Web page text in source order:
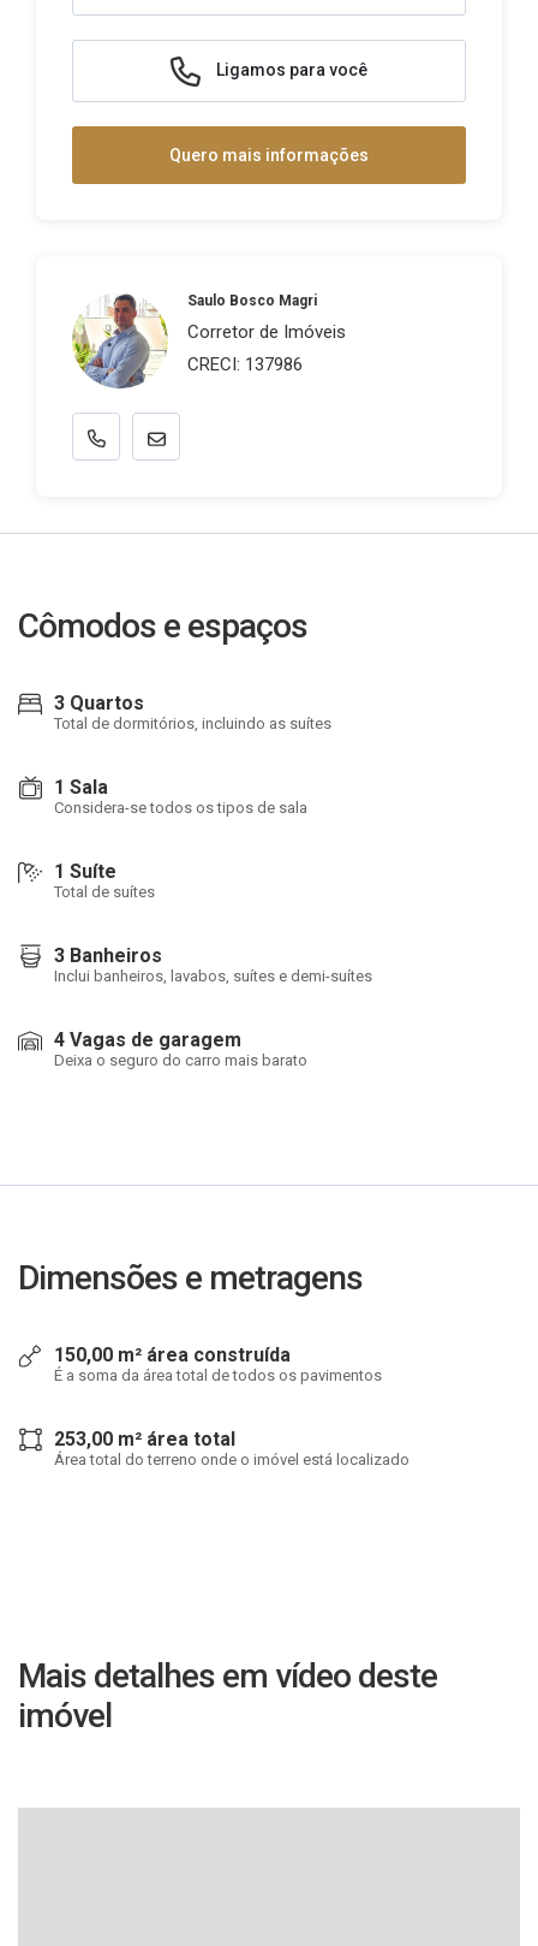
Ligamos para você
Quero mais informações
Saulo Bosco Magri
Corretor de Imóveis
CRECI: 137986
Cômodos e espaços
3 Quartos
Total de dormitórios, incluindo as suítes
1 Sala
Considera-se todos os tipos de sala
1 Suíte
Total de suítes
3 Banheiros
Inclui banheiros, lavabos, suítes e demi-suítes
4 Vagas de garagem
Deixa o seguro do carro mais barato
Dimensões e metragens
150,00 m² área construída
É a soma da área total de todos os pavimentos
253,00 m² área total
Área total do terreno onde o imóvel está localizado
Mais detalhes em vídeo deste
imóvel